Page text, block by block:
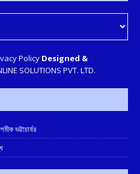
Policy Designed &
SOLUTIONS PVT. LTD.
ভট্টাচার্যর